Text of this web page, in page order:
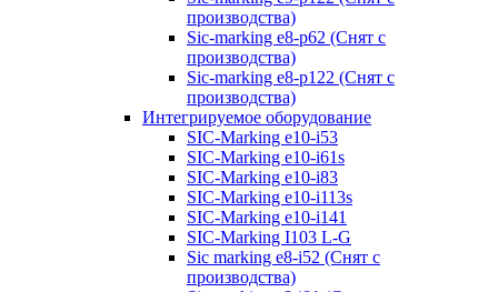
производства)
Sic-marking e8-p62 (Снят с
производства)
Sic-marking e8-p122 (Снят с
производства)
Интегрируемое оборудование
SIC-Marking e10-i53
SIC-Marking e10-i61s
SIC-Marking e10-i83
SIC-Marking e10-i113s
SIC-Marking e10-i141
SIC-Marking I103 L-G
Sic marking e8-i52 (Снят с
производства)